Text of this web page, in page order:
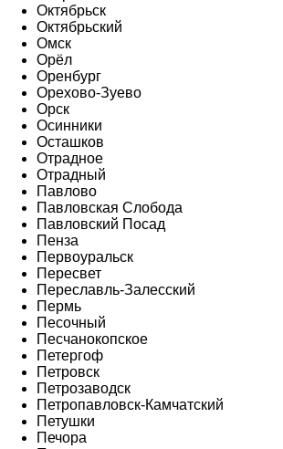
Октябрьск
Октябрьский
Омск
Орёл
Оренбург
Орехово-Зуево
Орск
Осинники
Осташков
Отрадное
Отрадный
Павлово
Павловская Слобода
Павловский Посад
Пенза
Первоуральск
Пересвет
Переславль-Залесский
Пермь
Песочный
Песчанокопское
Петергоф
Петровск
Петрозаводск
Петропавловск-Камчатский
Петушки
Печора